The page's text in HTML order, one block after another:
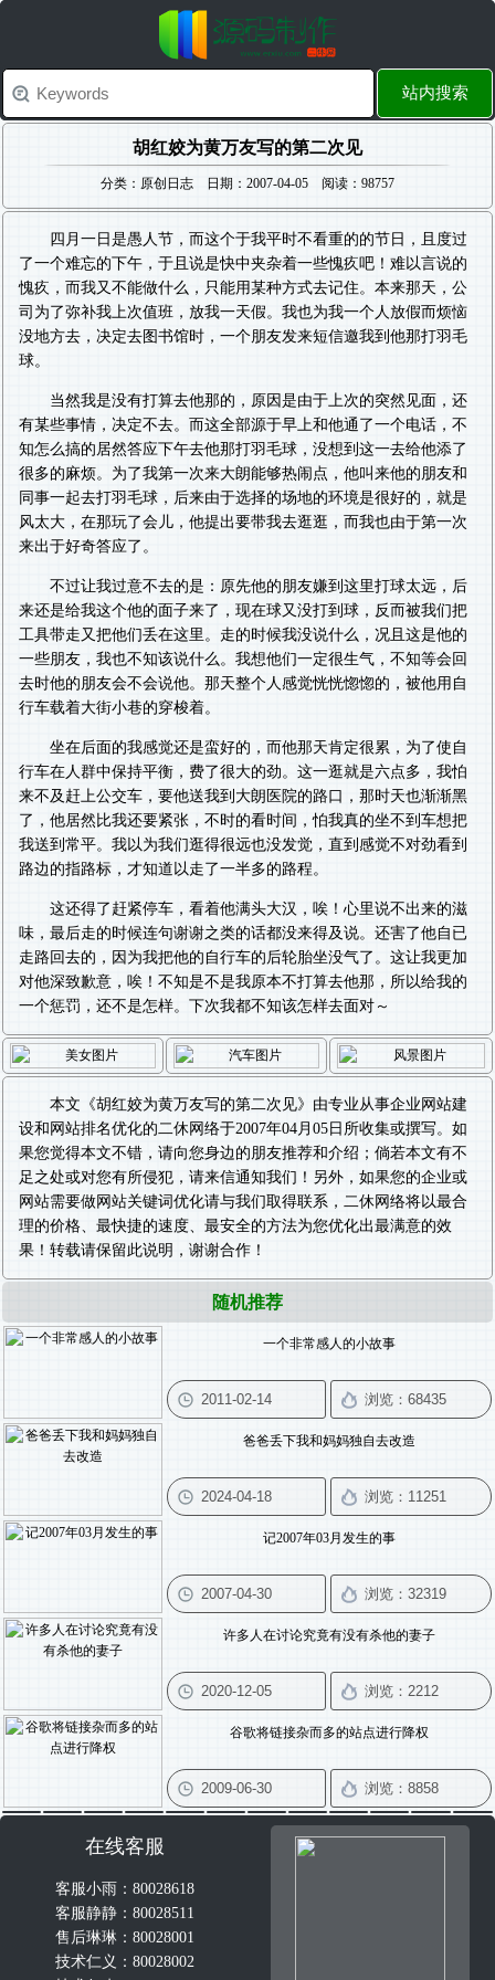
站内搜索
胡红姣为黄万友写的第二次见
分类：原创日志 日期：2007-04-05 阅读：98757
四月一日是愚人节，而这个于我平时不看重的的节日，且度过
了一个难忘的下午，于且说是快中夹杂着一些愧疚吧！难以言说的
愧疚，而我又不能做什么，只能用某种方式去记住。本来那天，公
司为了弥补我上次值班，放我一天假。我也为我一个人放假而烦恼
没地方去，决定去图书馆时，一个朋友发来短信邀我到他那打羽毛
球。
当然我是没有打算去他那的，原因是由于上次的突然见面，还
有某些事情，决定不去。而这全部源于早上和他通了一个电话，不
知怎么搞的居然答应下午去他那打羽毛球，没想到这一去给他添了
很多的麻烦。为了我第一次来大朗能够热闹点，他叫来他的朋友和
同事一起去打羽毛球，后来由于选择的场地的环境是很好的，就是
风太大，在那玩了会儿，他提出要带我去逛逛，而我也由于第一次
来出于好奇答应了。
不过让我过意不去的是：原先他的朋友嫌到这里打球太远，后
来还是给我这个他的面子来了，现在球又没打到球，反而被我们把
工具带走又把他们丢在这里。走的时候我没说什么，况且这是他的
一些朋友，我也不知该说什么。我想他们一定很生气，不知等会回
去时他的朋友会不会说他。那天整个人感觉恍恍惚惚的，被他用自
行车载着大街小巷的穿梭着。
坐在后面的我感觉还是蛮好的，而他那天肯定很累，为了使自
行车在人群中保持平衡，费了很大的劲。这一逛就是六点多，我怕
来不及赶上公交车，要他送我到大朗医院的路口，那时天也渐渐黑
了，他居然比我还要紧张，不时的看时间，怕我真的坐不到车想把
我送到常平。我以为我们逛得很远也没发觉，直到感觉不对劲看到
路边的指路标，才知道以走了一半多的路程。
这还得了赶紧停车，看着他满头大汉，唉！心里说不出来的滋
味，最后走的时候连句谢谢之类的话都没来得及说。还害了他自已
走路回去的，因为我把他的自行车的后轮胎坐没气了。这让我更加
对他深致歉意，唉！不知是不是我原本不打算去他那，所以给我的
一个惩罚，还不是怎样。下次我都不知该怎样去面对～
本文《胡红姣为黄万友写的第二次见》由专业从事企业网站建
设和 网站排名优化的二休网络于2007年04月05日所收集或撰写。如
果您觉得本文不错，请向您身边的朋友推荐和介绍；倘若本文有不
足之处或对您有所侵犯，请来信通知我们！另外，如果您的企业或
网站需要做网站关键词优化请与我们取得联系，二休网络将以最合
理的价格、最快捷的速度、最安全的方法为您优化出最满意的效
果！转载请保留此说明，谢谢合作！
随机推荐
一个非常感人的小故事
爸爸丢下我和妈妈独自去改造
记2007年03月发生的事
许多人在讨论究竟有没有杀他的妻子
谷歌将链接杂而多的站点进行降权
在线客服
客服小雨：80028618
客服静静：80028511
售后琳琳：80028001
技术仁义：80028002